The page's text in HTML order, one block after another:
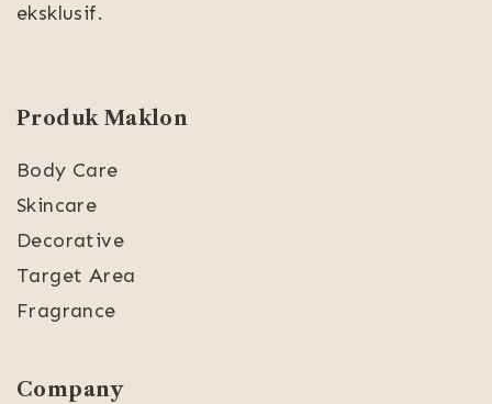
eksklusif.
Produk Maklon
Body Care
Skincare
Decorative
Target Area
Fragrance
Company